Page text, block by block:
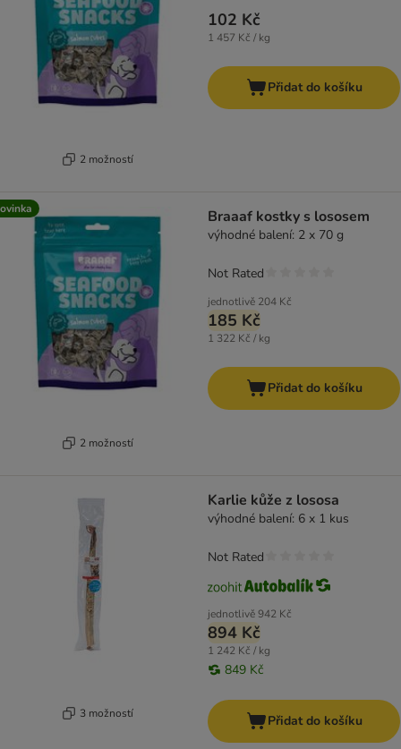
2 možností
102 Kč
1 457 Kč / kg
Přidat do košíku
2 možností
Braaaf kostky s lososem
výhodné balení: 2 x 70 g
jednotlivě 204 Kč
185 Kč
1 322 Kč / kg
Not Rated
Přidat do košíku
3 možností
Karlie kůže z lososa
výhodné balení: 6 x 1 kus
jednotlivě942 Kč
894 Kč
1 242 Kč / kg
849 Kč
Not Rated
Přidat do košíku